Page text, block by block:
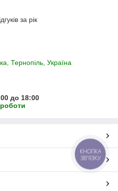
за рік
Тернопіль, Україна
до 18:00
КНОПКА
ЗВ'ЯЗКУ